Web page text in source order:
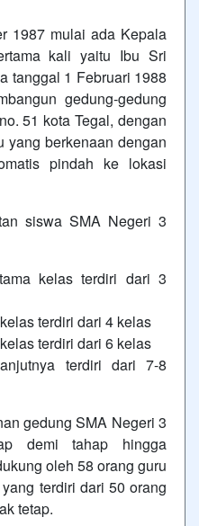
mulai ada Kepala
kali yaitu Ibu Sri
tanggal 1 Februari 1988
gedung-gedung
51 kota Tegal, dengan
yang berkenaan dengan
pindah ke lokasi
siswa SMA Negeri 3
kelas terdiri dari 3
terdiri dari 4 kelas
terdiri dari 6 kelas
terdiri dari 7-8
gedung SMA Negeri 3
demi tahap hingga
oleh 58 orang guru
terdiri dari 50 orang
tetap.